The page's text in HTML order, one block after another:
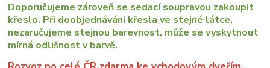
Doporučujeme zároveň se sedací soupravou zakoupit
křeslo. Při doobjednávání křesla ve stejné látce,
nezaručujeme stejnou barevnost, může se vyskytnout
mírná odlišnost v barvě.